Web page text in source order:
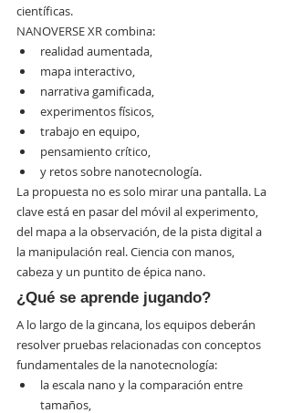
científicas.
NANOVERSE XR combina:
realidad aumentada,
mapa interactivo,
narrativa gamificada,
experimentos físicos,
trabajo en equipo,
pensamiento crítico,
y retos sobre nanotecnología.
La propuesta no es solo mirar una pantalla. La
clave está en pasar del móvil al experimento,
del mapa a la observación, de la pista digital a
la manipulación real. Ciencia con manos,
cabeza y un puntito de épica nano.
¿Qué se aprende jugando?
A lo largo de la gincana, los equipos deberán
resolver pruebas relacionadas con conceptos
fundamentales de la nanotecnología:
la escala nano y la comparación entre
tamaños,